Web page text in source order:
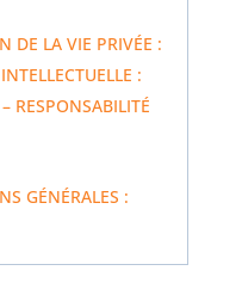
DE LA VIE PRIVÉE :
:
RESPONSABILITÉ
GÉNÉRALES :